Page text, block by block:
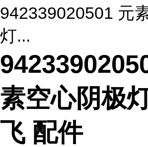
942339020501 元
灯...
素空心阴极
飞 配件